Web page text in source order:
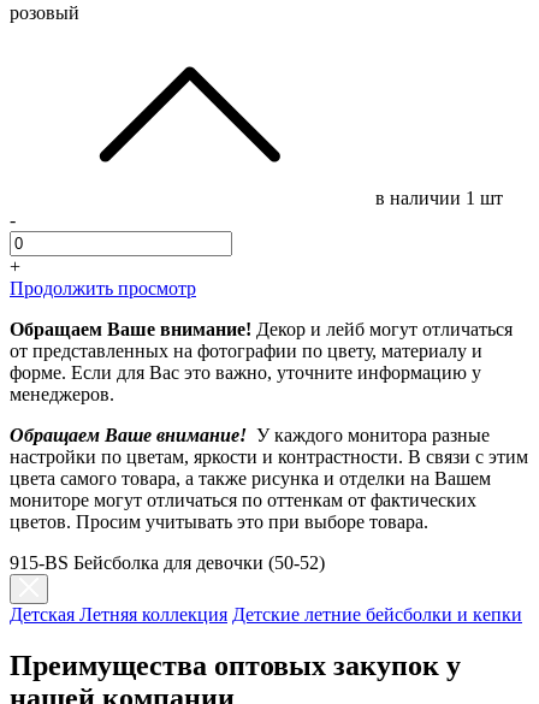
розовый
в наличии 1 шт
-
+
Продолжить просмотр
Обращаем Ваше внимание! Декор и лейб могут отличаться
от представленных на фотографии по цвету, материалу и
форме. Если для Вас это важно, уточните информацию у
менеджеров.
Обращаем Ваше внимание! У каждого монитора разные
настройки по цветам, яркости и контрастности. В связи с этим
цвета самого товара, а также рисунка и отделки на Вашем
мониторе могут отличаться по оттенкам от фактических
цветов. Просим учитывать это при выборе товара.
915-BS Бейсболка для девочки (50-52)
Детская Летняя коллекция Детские летние бейсболки и кепки
Преимущества оптовых закупок у
нашей компании